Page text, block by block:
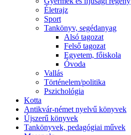
Életrajz
Sport
Tankönyv, segédanyag
Alsó tagozat
Felső tagozat
Egyetem, főiskola
Óvoda
Vallás
Történelem/politika
Pszichológia
Kotta
Antikvár-német nyelvű könyvek
Újszerű könyvek
Tankönyvek, pedagógiai művek